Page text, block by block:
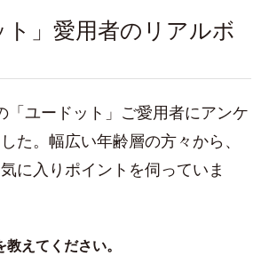
ト」愛用者のリアルボ
「ユードット」ご愛用者にアンケ
た。幅広い年齢層の方々から、
に入りポイントを伺っていま
えてください。